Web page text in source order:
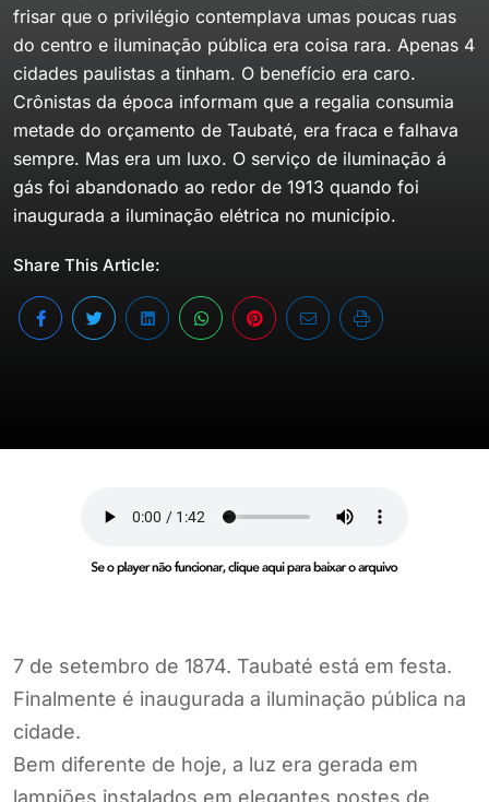
frisar que o privilégio contemplava umas poucas ruas
do centro e iluminação pública era coisa rara. Apenas 4
cidades paulistas a tinham. O benefício era caro.
Crônistas da época informam que a regalia consumia
metade do orçamento de Taubaté, era fraca e falhava
sempre. Mas era um luxo. O serviço de iluminação á
gás foi abandonado ao redor de 1913 quando foi
inaugurada a iluminação elétrica no município.
Share This Article:
7 de setembro de 1874. Taubaté está em festa.
Finalmente é inaugurada a iluminação pública na
cidade.
Bem diferente de hoje, a luz era gerada em
lampiões instalados em elegantes postes de